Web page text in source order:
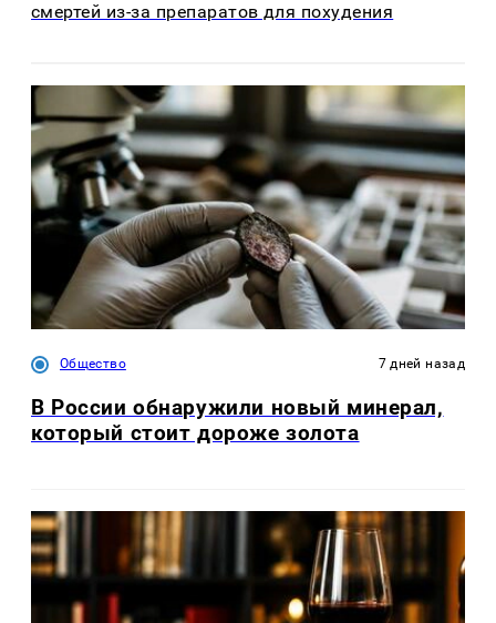
смертей из-за препаратов для похудения
Общество 7 дней назад
В России обнаружили новый минерал,
который стоит дороже золота